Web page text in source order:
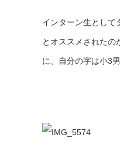
インターン生として
とオススメされたの
に、自分の字は小3